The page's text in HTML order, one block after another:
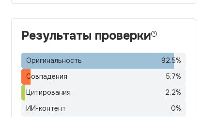
Результаты проверки
Оригинальность 92,5%
Совпадения
5,7%
Цитирования
2,2%
ИИ-контент
0%